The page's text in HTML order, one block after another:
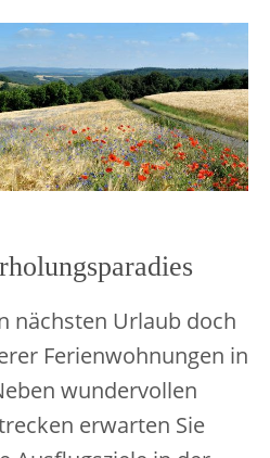
nächsten Urlaub doch
Ferienwohnungen in
wundervollen
erwarten Sie